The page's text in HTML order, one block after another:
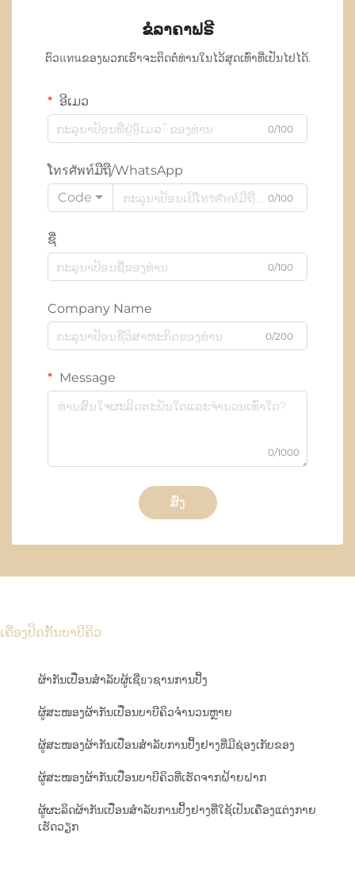
ຂໍລາຄາຟຣີ
ຕົວแทนຂອງພວກເຮົາຈະຕິດຕໍ່ທ່ານໃນໄວ້ສຸດເທົ່າທີ່ເປັນໄປໄດ້.
ອີເມວ
0/100
ໂทรศัพท์ມືຖື/WhatsApp
Code
0/100
ຊື່
0/100
Company Name
0/200
Message
0/1000
ສົ່ງ
ເຄື່ອງປິດກັ້ນບາບີຄິວ
ຜ້າກັນເປື່ອນສຳລັບຜູ້ເຊີ່ยวຊານການປິ້ງ
ຜູ້ສະໜອງຜ້າກັນເປື່ອນບາບີຄິວຈຳນວນຫຼາຍ
ຜູ້ສະໜອງຜ້າກັນເປື່ອນສຳລັບການປິ້ງຢາງທີ່ມີຊ່ອງເກັບຂອງ
ຜູ້ສະໜອງຜ້າກັນເປື່ອນບາບີຄິວທີ່ເຮັດຈາກຝ້າຍຝາກ
ຜູ້ຜະລິດຜ້າກັນເປື່ອນສຳລັບການປິ້ງຢາງທີ່ໃຊ້ເປັນເຄື່ອງແຕ່ງກາຍ
ເຮັດວຽກ